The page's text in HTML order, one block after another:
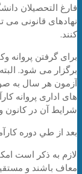
فارغ التحصیلان
نهادهای قانونی
کنند.
برای گرفتن پروانه
برگزار می شود.
آزمون هر سال به
های اداری پروانه
شرایط آن در کانون
بعد از طي دوره
لازم به ذکر است
معاف باشند و